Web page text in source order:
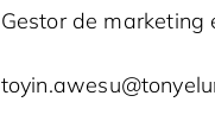
Gestor de marketing